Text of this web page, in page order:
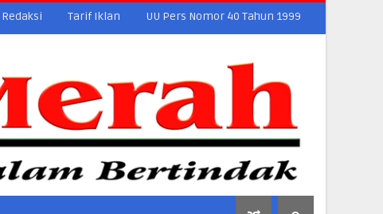
Redaksi Tarif Iklan UU Pers Nomor 40 Tahun 1999